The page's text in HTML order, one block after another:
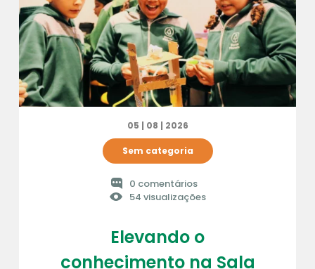
05 | 08 | 2026
Sem categoria
0 comentários
54 visualizações
Elevando o
conhecimento na Sala